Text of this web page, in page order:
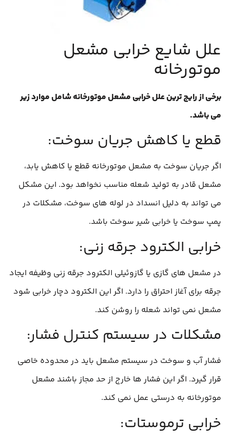
علل شایع خرابی مشعل
موتورخانه
برخی از رایج‌ ترین علل خرابی مشعل موتورخانه شامل موارد زیر
می باشد.
قطع یا کاهش جریان سوخت:
اگر جریان سوخت به مشعل موتورخانه قطع یا کاهش یابد،
مشعل قادر به تولید شعله مناسب نخواهد بود. این مشکل
می‌ تواند به دلیل انسداد در لوله‌ های سوخت، مشکلات در
پمپ سوخت یا خرابی شیر سوخت باشد.
خرابی الکترود جرقه‌ زنی:
در مشعل‌ های گازی یا گازوئیلی الکترود جرقه‌ زنی وظیفه ایجاد
جرقه برای آغاز احتراق را دارد. اگر این الکترود دچار خرابی شود
مشعل نمی‌ تواند شعله را روشن کند.
مشکلات در سیستم کنترل فشار:
فشار آب و سوخت در سیستم مشعل باید در محدوده خاصی
قرار گیرد. اگر این فشار‌ ها خارج از حد مجاز باشند مشعل
موتورخانه به‌ درستی عمل نمی‌ کند.
خرابی ترموستات: